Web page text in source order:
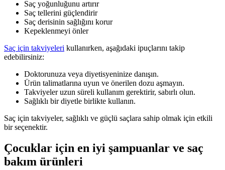
Saç yoğunluğunu artırır
Saç tellerini güçlendirir
Saç derisinin sağlığını korur
Kepeklenmeyi önler
Saç için takviyeleri kullanırken, aşağıdaki ipuçlarını takip
edebilirsiniz:
Doktorunuza veya diyetisyeninize danışın.
Ürün talimatlarına uyun ve önerilen dozu aşmayın.
Takviyeler uzun süreli kullanım gerektirir, sabırlı olun.
Sağlıklı bir diyetle birlikte kullanın.
Saç için takviyeler, sağlıklı ve güçlü saçlara sahip olmak için etkili
bir seçenektir.
Çocuklar için en iyi şampuanlar ve saç
bakım ürünleri